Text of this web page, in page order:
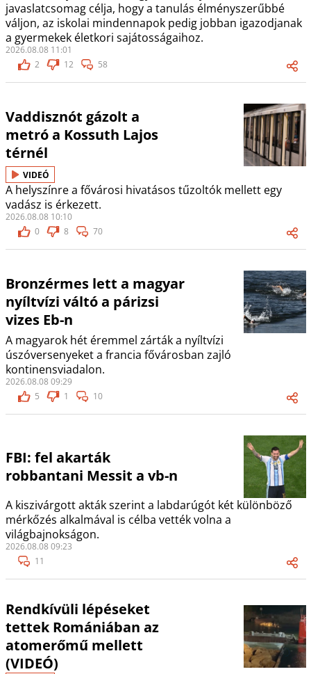
javaslatcsomag célja, hogy a tanulás élményszerűbbé
váljon, az iskolai mindennapok pedig jobban igazodjanak
a gyermekek életkori sajátosságaihoz.
2026.08.08 11:01
2
12 58
Vaddisznót gázolt a
metró a Kossuth Lajos
térnél
VIDEÓ
A helyszínre a fővárosi hivatásos tűzoltók mellett egy
vadász is érkezett.
2026.08.08 10:10
0
8 70
Bronzérmes lett a magyar
nyíltvízi váltó a párizsi
vizes Eb-n
A magyarok hét éremmel zárták a nyíltvízi
úszóversenyeket a francia fővárosban zajló
kontinensviadalon.
2026.08.08 09:29
5
1 10
FBI: fel akarták
robbantani Messit a vb-n
A kiszivárgott akták szerint a labdarúgót két különböző
mérkőzés alkalmával is célba vették volna a
világbajnokságon.
2026.08.08 09:23
11
Rendkívüli lépéseket
tettek Romániában az
atomerőmű mellett
(VIDEÓ)